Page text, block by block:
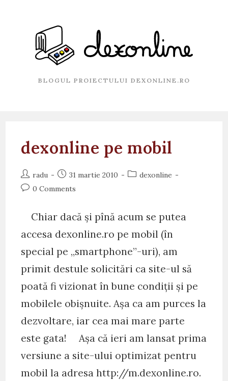
BLOGUL PROIECTULUI DEXONLINE.RO
dexonline pe mobil
Post
author:
radu
Post
published:
31 martie 2010
Postdexonline
Post0 Comments
Chiar dacă și pînă acum se putea
accesa dexonline.ro pe mobil (în
special pe „smartphone”-uri), am
primit destule solicitări ca site-ul să
poată fi vizionat în bune condiții și pe
mobilele obișnuite. Așa ca am purces la
dezvoltare, iar cea mai mare parte
este gata! Așa că ieri am lansat prima
versiune a site-ului optimizat pentru
mobil la adresa http://m.dexonline.ro.